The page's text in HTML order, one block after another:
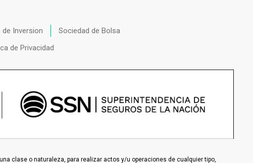
Inversion
Sociedad de Bolsa
de Privacidad
clase o naturaleza, para realizar actos y/u operaciones de cualquier tipo,